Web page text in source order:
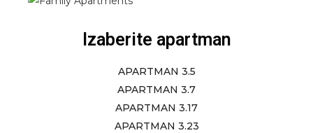
Izaberite apartman
APARTMAN 3.5
APARTMAN 3.7
APARTMAN 3.17
APARTMAN 3.23